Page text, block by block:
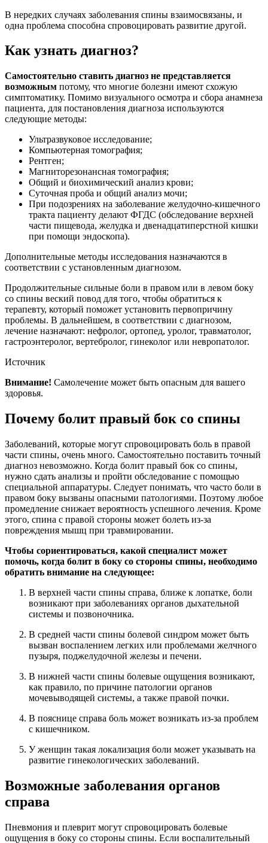
В нередких случаях заболевания спины взаимосвязаны, и
одна проблема способна спровоцировать развитие другой.
Как узнать диагноз?
Самостоятельно ставить диагноз не представляется
возможным потому, что многие болезни имеют схожую
симптоматику. Помимо визуального осмотра и сбора анамнеза
пациента, для постановления диагноза используются
следующие методы:
Ультразвуковое исследование;
Компьютерная томография;
Рентген;
Магниторезонансная томография;
Общий и биохимический анализ крови;
Суточная проба и общий анализ мочи;
При подозрениях на заболевание желудочно-кишечного
тракта пациенту делают ФГДС (обследование верхней
части пищевода, желудка и двенадцатиперстной кишки
при помощи эндоскопа).
Дополнительные методы исследования назначаются в
соответствии с установленным диагнозом.
Продолжительные сильные боли в правом или в левом боку
со спины веский повод для того, чтобы обратиться к
терапевту, который поможет установить первопричину
проблемы. В дальнейшем, в соответствии с диагнозом,
лечение назначают: нефролог, ортопед, уролог, травматолог,
гастроэнтеролог, вертебролог, гинеколог или невропатолог.
Источник
Внимание! Самолечение может быть опасным для вашего
здоровья.
Почему болит правый бок со спины
Заболеваний, которые могут спровоцировать боль в правой
части спины, очень много. Самостоятельно поставить точный
диагноз невозможно. Когда болит правый бок со спины,
нужно сдать анализы и пройти обследование с помощью
специальной аппаратуры. Следует понимать, что часто боли в
правом боку вызваны опасными патологиями. Поэтому любое
промедление снижает вероятность успешного лечения. Кроме
этого, спина с правой стороны может болеть из-за
повреждения мышц при травмировании.
Чтобы сориентироваться, какой специалист может
помочь, когда болит в боку со стороны спины, необходимо
обратить внимание на следующее:
В верхней части спины справа, ближе к лопатке, боли
возникают при заболеваниях органов дыхательной
системы и позвоночника.
В средней части спины болевой синдром может быть
вызван воспалением легких или проблемами желчного
пузыря, поджелудочной железы и печени.
В нижней части спины болевые ощущения возникают,
как правило, по причине патологии органов
мочевыводящей системы, а также правой почки.
В пояснице справа боль может возникать из-за проблем
с кишечником.
У женщин такая локализация боли может указывать на
развитие гинекологических заболеваний.
Возможные заболевания органов
справа
Пневмония и плеврит могут спровоцировать болевые
ощущения в боку со стороны спины. Если воспалительный